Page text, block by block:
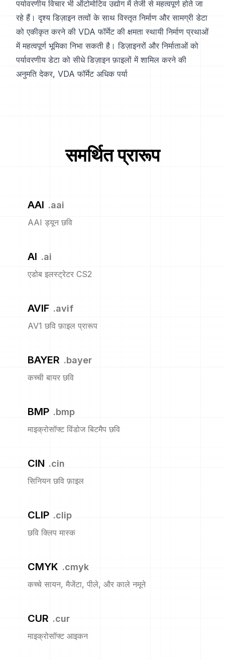
पर्यावरणीय विचार भी ऑटोमोटिव उद्योग में तेजी से महत्वपूर्ण होते जा
रहे हैं। दृश्य डिज़ाइन तत्वों के साथ विस्तृत निर्माण और सामग्री डेटा
को एकीकृत करने की VDA फॉर्मेट की क्षमता स्थायी निर्माण प्रथाओं
में महत्वपूर्ण भूमिका निभा सकती है। डिज़ाइनरों और निर्माताओं को
पर्यावरणीय डेटा को सीधे डिज़ाइन फ़ाइलों में शामिल करने की
अनुमति देकर, VDA फॉर्मेट अधिक पर्या
समर्थित प्रारूप
AAI .aai
AAI ड्यून छवि
AI .ai
एडोब इलस्ट्रेटर CS2
AVIF .avif
AV1 छवि फ़ाइल प्रारूप
BAYER .bayer
कच्ची बायर छवि
BMP .bmp
माइक्रोसॉफ्ट विंडोज बिटमैप छवि
CIN .cin
सिनियन छवि फ़ाइल
CLIP .clip
छवि क्लिप मास्क
CMYK .cmyk
कच्चे सायन, मैजेंटा, पीले, और काले नमूने
CUR .cur
माइक्रोसॉफ्ट आइकन